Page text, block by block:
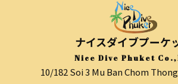
ナイスダイブプーケ
Nice Dive Phuket
10/182 Soi 3 Mu Ban Chom